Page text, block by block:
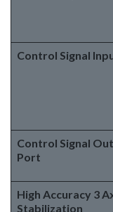
Control Signal
Control Signal
Port
High Accuracy 3
Stabilization